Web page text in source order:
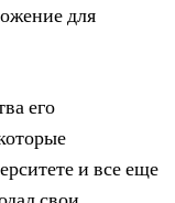
для
его
и все еще